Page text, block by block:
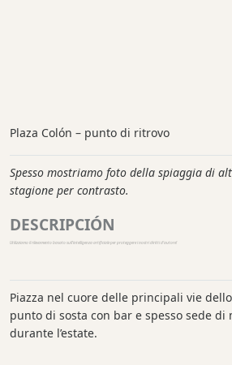
Plaza Colón – punto di ritrovo
Spesso mostriamo foto della spiaggia di
stagione per contrasto.
DESCRIPCIÓN
Utilizziamo il rilevamento basato sull'intelligenza artificiale per proteggere i nostri diritti d'autore!
Piazza nel cuore delle principali vie
punto di sosta con bar e spesso sede di
durante l’estate.